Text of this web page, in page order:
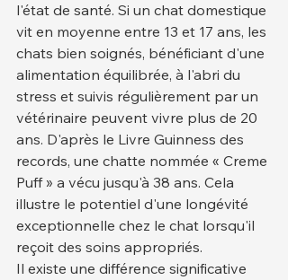
l'état de santé. Si un chat domestique
vit en moyenne entre 13 et 17 ans, les
chats bien soignés, bénéficiant d'une
alimentation équilibrée, à l'abri du
stress et suivis régulièrement par un
vétérinaire peuvent vivre plus de 20
ans. D'après le Livre Guinness des
records, une chatte nommée « Creme
Puff » a vécu jusqu'à 38 ans. Cela
illustre le potentiel d'une longévité
exceptionnelle chez le chat lorsqu'il
reçoit des soins appropriés.
Il existe une différence significative